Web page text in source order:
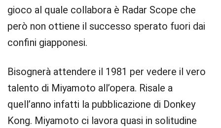
gioco al quale collabora è Radar Scope che
però non ottiene il successo sperato fuori dai
confini giapponesi.
Bisognerà attendere il 1981 per vedere il vero
talento di Miyamoto all’opera. Risale a
quell’anno infatti la pubblicazione di Donkey
Kong. Miyamoto ci lavora quasi in solitudine